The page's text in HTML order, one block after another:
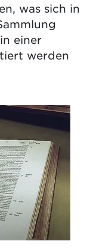
was sich in
einer
werden